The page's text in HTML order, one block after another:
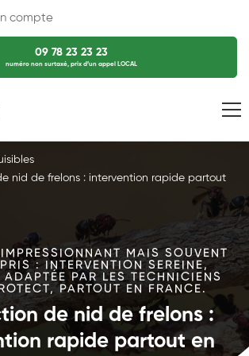
compte
09 78 23 23 23
numéro non surtaxé, prix d’un appel LOCAL
nid de frelons : intervention rapide partout
MAIS SOUVENT
: INTERVENTION SEREINE,
ADAPTÉE PAR LES TECHNICIENS
PARTOUT EN FRANCE.
de nid de frelons :
rapide partout en